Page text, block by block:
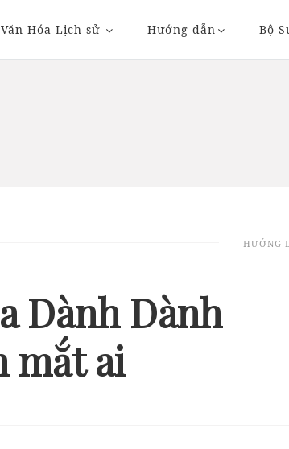
Văn Hóa Lịch sử Hướng dẫn Bộ
HƯỚNG
Dành Dành
mắt ai